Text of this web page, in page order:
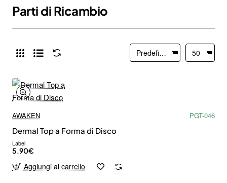
Parti di Ricambio
AWAKEN
PGT-046
Dermal Top a Forma di Disco
Label
5.90€
Aggiungi al carrello